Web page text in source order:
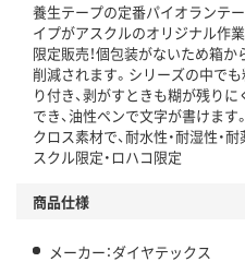
この商品の環境配慮ポイントで
アスクル商品環境スコア詳細／
養生テープの定番パイオランテ
イプがアスクルのオリジナル作
限定販売！個包装がないため箱
削減されます。シリーズの中で
り付き、剥がすときも糊が残り
でき、油性ペンで文字が書けま
クロス素材で、耐水性・耐湿性・
スクル限定・ロハコ限定
商品仕様
メーカー：ダイヤテックス